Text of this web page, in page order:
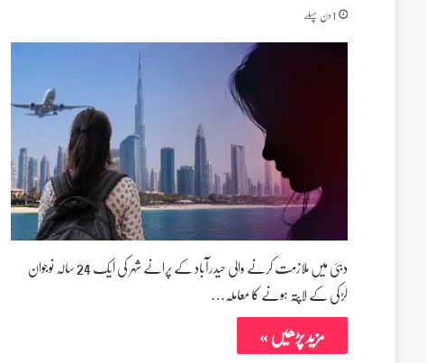
1 دن پہلے
دبئی میں ملازمت کرنے والی حیدرآباد کے پرانے شہر کی ایک 24 سالہ نوجوان
لڑکی کے لاپتہ ہونے کا معاملہ…
مزید پڑھیں »